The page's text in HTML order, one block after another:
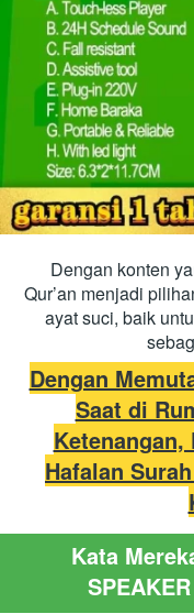
Dengan konten
Qur’an menjadi
ayat suci, baik
Dengan
Saat di
Ketenangan,
Hafalan
Kata